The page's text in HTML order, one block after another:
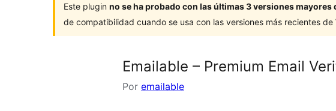
Este plugin no se ha probado con las últimas 3 versiones mayores
de compatibilidad cuando se usa con las versiones más recientes de
Emailable – Premium Email
Por emailable